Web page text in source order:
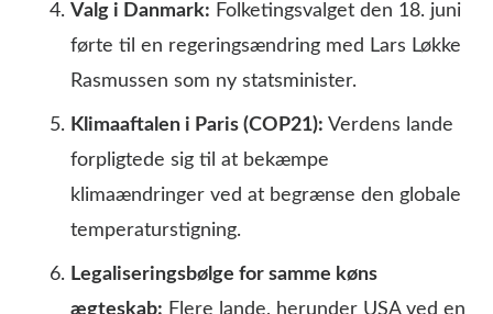
Valg i Danmark: Folketingsvalget den 18. juni
førte til en regeringsændring med Lars Løkke
Rasmussen som ny statsminister.
Klimaaftalen i Paris (COP21): Verdens lande
forpligtede sig til at bekæmpe
klimaændringer ved at begrænse den globale
temperaturstigning.
Legaliseringsbølge for samme køns
ægteskab: Flere lande, herunder USA ved en